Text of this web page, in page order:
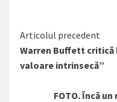
Citește
mai
mult
Articolul precedent
Warren Buffett critică
valoare intrinsecă”
FOTO. Încă